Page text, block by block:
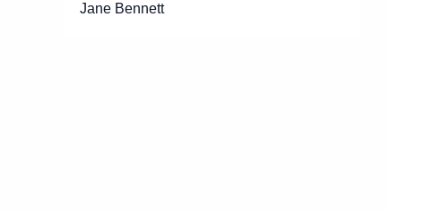
Jane Bennett